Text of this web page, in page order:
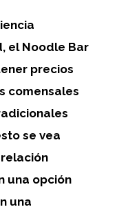
el Noodle Bar
precios
comensales
se vea
una opción
una